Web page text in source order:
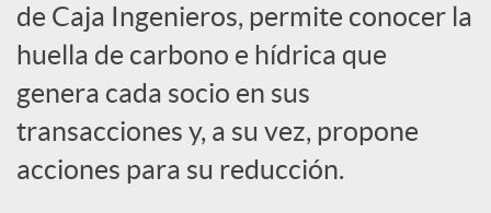
i
a
l
de Caja Ingenieros, permite conocer la
huella de carbono e hídrica que
genera cada socio en sus
transacciones y, a su vez, propone
acciones para su reducción.